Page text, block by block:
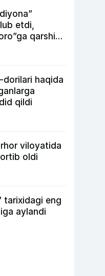
etdi,
qarshi
dorilari haqida
qildi
viloyatida
oldi
tarixidagi eng
aylandi